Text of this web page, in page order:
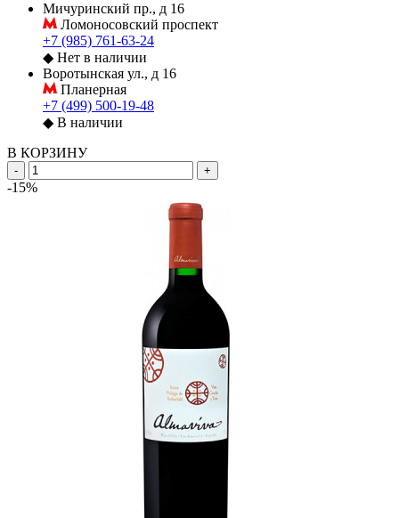
Мичуринский пр., д 16
Ломоносовский проспект
+7 (985) 761-63-24
◆ Нет в наличии
Воротынская ул., д 16
Планерная
+7 (499) 500-19-48
◆ В наличии
В КОРЗИНУ
- +
-15%